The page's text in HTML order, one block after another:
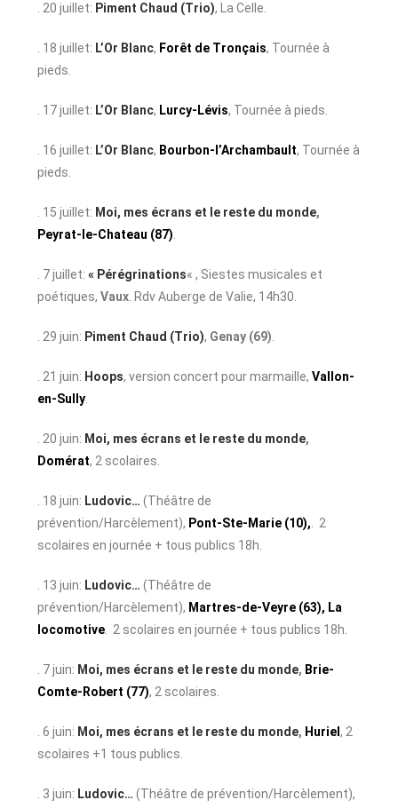
. 20 juillet: Piment Chaud (Trio), La Celle.
. 18 juillet: L’Or Blanc, Forêt de Tronçais, Tournée à
pieds.
. 17 juillet: L’Or Blanc, Lurcy-Lévis, Tournée à pieds.
. 16 juillet: L’Or Blanc, Bourbon-l’Archambault, Tournée à
pieds.
. 15 juillet: Moi, mes écrans et le reste du monde,
Peyrat-le-Chateau (87)
. 7 juillet:« Pérégrinations« , Siestes musicales et
poétiques,Vaux . Rdv Auberge de Valie, 14h30.
. 29 juin: Piment Chaud (Trio), Genay (69)
. 21 juin: Hoops, version concert pour marmaille,Vallon-
en-Sully
. 20 juin: Moi, mes écrans et le reste du monde,
Domérat, 2 scolaires.
. 18 juin: Ludovic… (Théâtre de
prévention/Harcèlement), Pont-Ste-Marie (10), . 2
scolaires en journée + tous publics 18h.
. 13 juin: Ludovic… (Théâtre de
prévention/Harcèlement), Martres-de-Veyre (63), La
locomotive . 2 scolaires en journée + tous publics 18h.
. 7 juin: Moi, mes écrans et le reste du monde, Brie-
Comte-Robert (77), 2 scolaires.
. 6 juin: Moi, mes écrans et le reste du monde, Huriel, 2
scolaires +1 tous publics.
. 3 juin: Ludovic… (Théâtre de prévention/Harcèlement),